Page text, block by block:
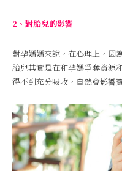
2、對胎兒的影響
對孕媽媽來說，在心理上，因
胎兒其實是在和孕媽爭奪資源
得不到充分吸收，自然會影響